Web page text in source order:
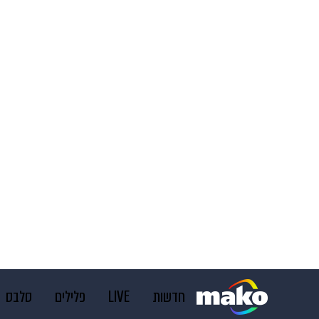
חדשות LIVE פלילים סלבס